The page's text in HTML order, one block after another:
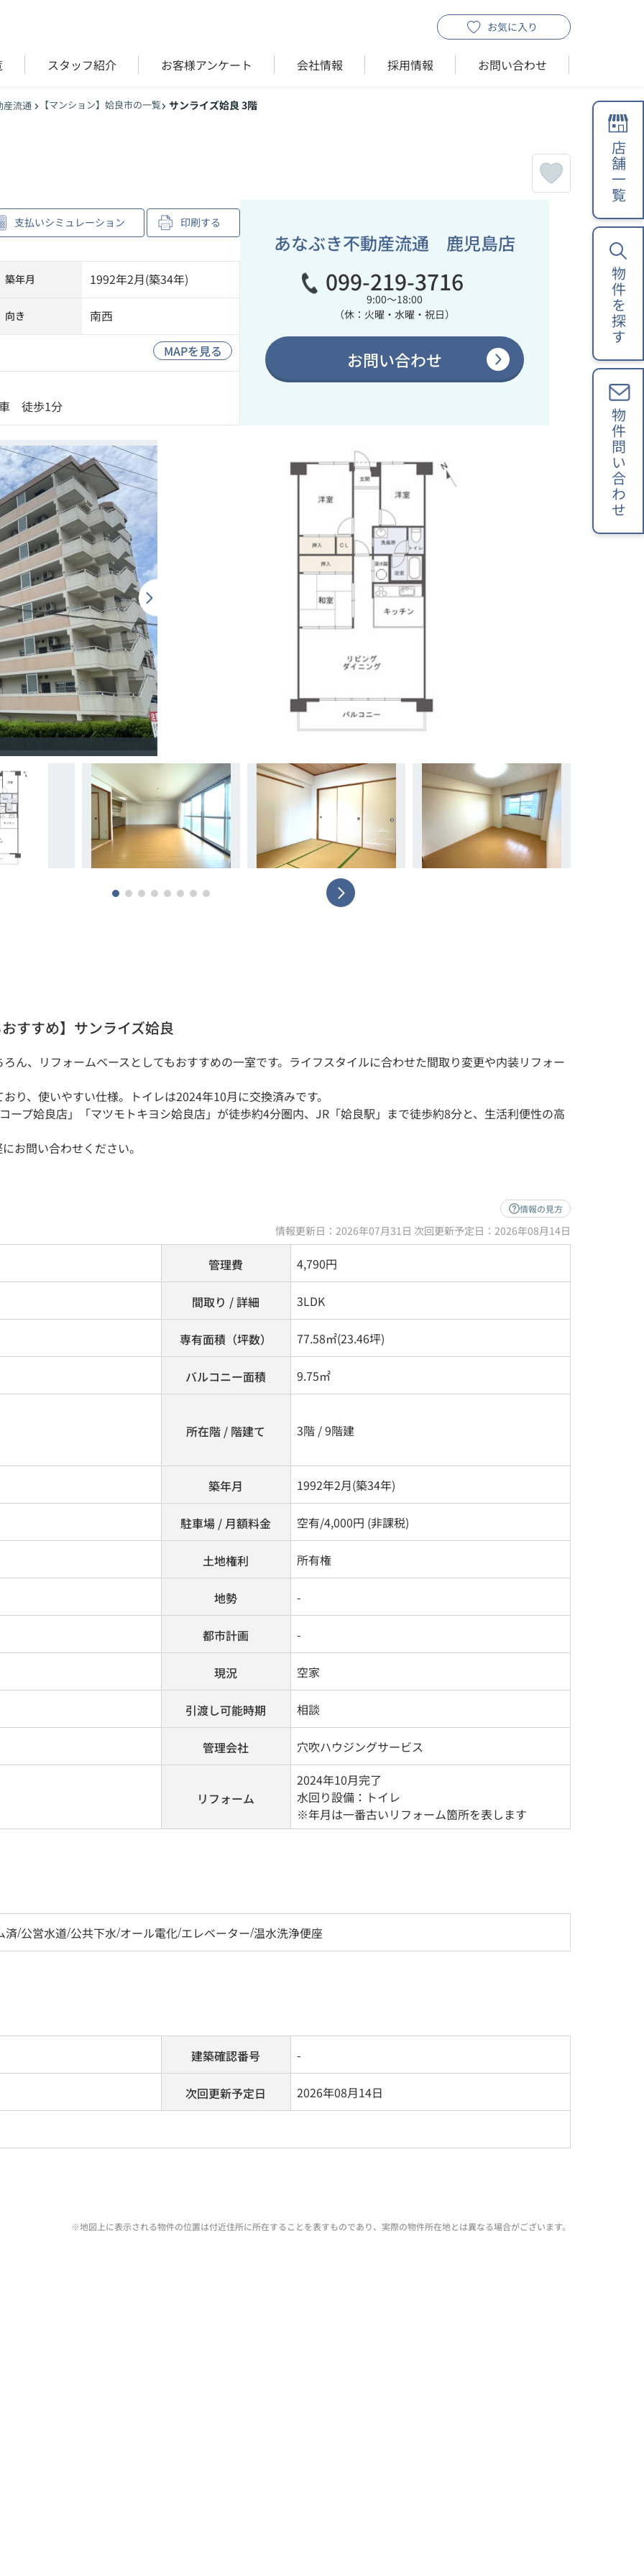
お気に入り
スタッフ紹介 お客様アンケート 会社情報 採用情報 お問い合わせ
産流通 【マンション】姶良市の一覧 サンライズ姶良 3階
支払いシミュレーション 印刷する
築年月 1992年2月(築34年)
向き 南西
MAPを見る
車 徒歩1分
あなぶき不動産流通 鹿児島店
099-219-3716
9:00～18:00
（休：火曜・水曜・祝日）
お問い合わせ
すすめ】サンライズ姶良
ん、リフォームベースとしてもおすすめの一室です。ライフスタイルに合わせた間取り変更や内装リフォー
り、使いやすい仕様。トイレは2024年10月に交換済みです。
ープ姶良店」「マツモトキヨシ姶良店」が徒歩約4分圏内、JR「姶良駅」まで徒歩約8分と、生活利便性の高
お問い合わせください。
情報の見方
情報更新日：2026年07月31日 次回更新予定日：2026年08月14日
管理費 4,790円
間取り / 詳細 3LDK
専有面積（坪数） 77.58㎡(23.46坪)
バルコニー面積 9.75㎡
所在階 / 階建て 3階 / 9階建
築年月 1992年2月(築34年)
駐車場 / 月額料金 空有/4,000円 (非課税)
土地権利 所有権
地勢 -
都市計画 -
現況 空家
引渡し可能時期 相談
管理会社 穴吹ハウジングサービス
リフォーム
2024年10月完了
水回り設備：トイレ
※年月は一番古いリフォーム箇所を表します
済/公営水道/公共下水/オール電化/エレベーター/温水洗浄便座
建築確認番号 -
次回更新予定日 2026年08月14日
※地図上に表示される物件の位置は付近住所に所在することを表すものであり、実際の物件所在地とは異なる場合がございます。
店舗一覧
物件を探す
物件問い合わせ